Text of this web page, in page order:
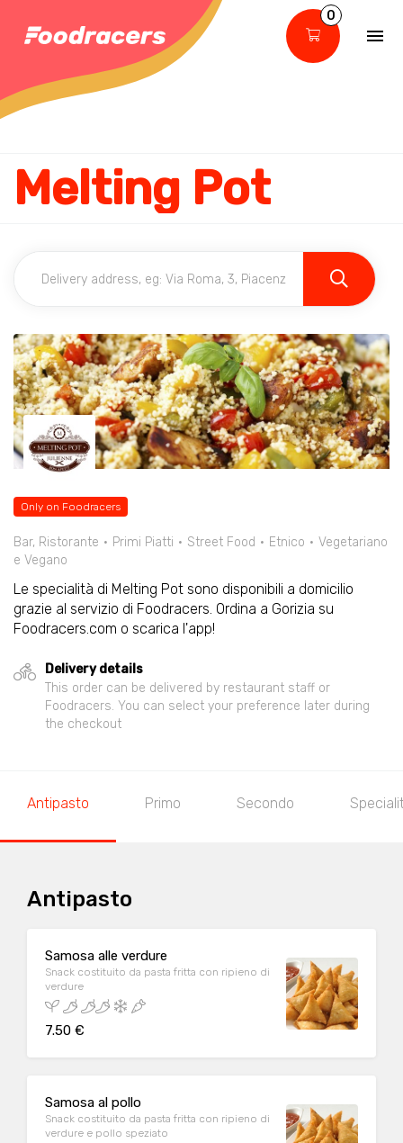
0
Melting Pot
Only on Foodracers
Bar, Ristorante Primi Piatti Street Food Etnico
Vegetariano
e Vegano
Le specialità di Melting Pot sono disponibili a domicilio
grazie al servizio di Foodracers. Ordina a Gorizia su
Foodracers.com o scarica l'app!
Delivery details
This order can be delivered by restaurant staff or
Foodracers. You can select your preference later during
the checkout
Antipasto Primo Secondo
Antipasto
Samosa alle verdure
Snack costituito da pasta fritta con ripieno di
verdure
7.50 €
Samosa al pollo
Snack costituito da pasta fritta con ripieno di
verdure e pollo speziato